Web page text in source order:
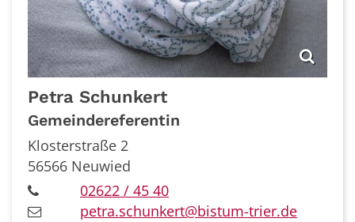
Petra Schunkert
Gemeindereferentin
Klosterstraße 2
56566 Neuwied
02622 / 45 40
petra.schunkert@bistum-trier.de